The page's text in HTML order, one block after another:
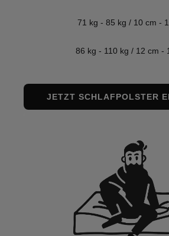
71 kg - 85 kg / 10 cm -
86 kg - 110 kg / 12 cm -
JETZT SCHLAFPOLSTER